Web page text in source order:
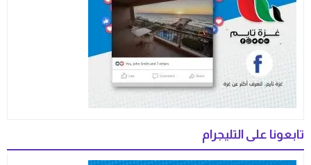
تابعونا على التليجرام